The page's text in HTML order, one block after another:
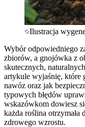
Ilustracja
Wybór odpowiedniego
zbiorów, a gnojówka z
skutecznych,
artykule wyjaśnię, które
nawóz oraz jak
typowych błędów
wskazówkom dowiesz
każda roślina otrzymała
zdrowego wzrostu.